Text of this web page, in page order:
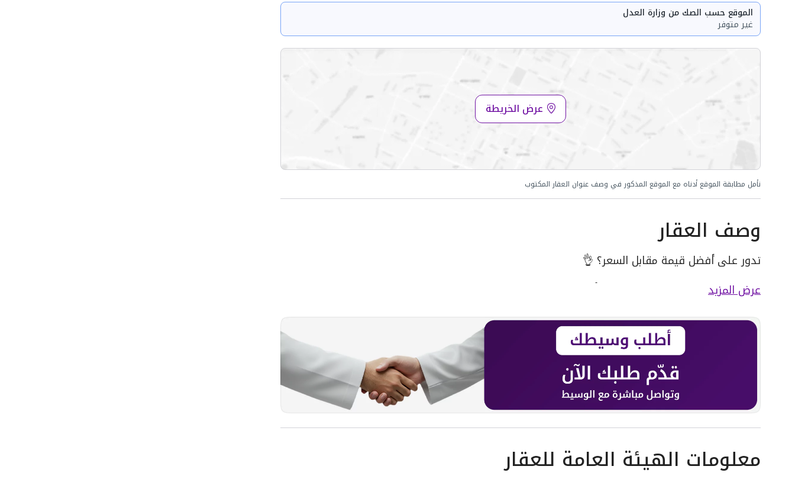
الموقع حسب الصك من وزارة العدل
غير متوفر
عرض الخريطة
نأمل مطابقة الموقع أدناه مع الموقع المذكور في وصف عنوان العقار المكتوب
وصف العقار
تدور على أفضل قيمة مقابل السعر؟ 👌
مشروع حي الزهور بالدمام يجمع لك أهم المزايا في مكان واحد:
🏠 شقق بمساحات مختلفة
🌊 قريب من الكورنيش
✨ تشطيبات عصرية
جاهز للتملك؟ تواصل معنا واحجز وحدتك اليوم 📲
عرض المزيد
معلومات الهيئة العامة للعقار